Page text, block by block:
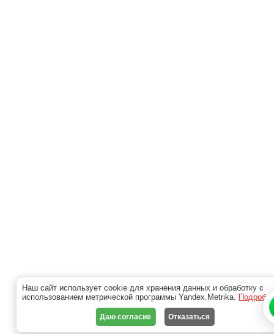
Наш сайт использует cookie для хранения данных и обработку с
использованием метрической программы Yandex.Metrika.
Даю согласие Отказаться